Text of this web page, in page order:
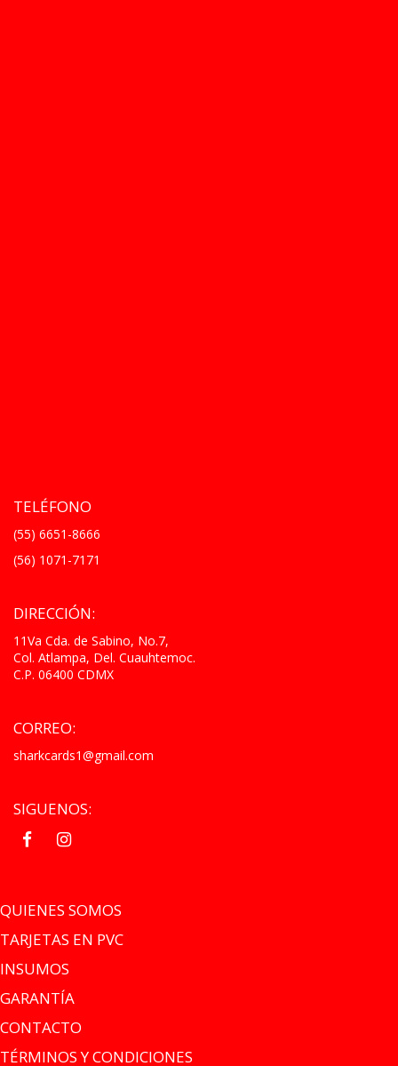
TELÉFONO
(55) 6651-8666
(56) 1071-7171
DIRECCIÓN:
11Va Cda. de Sabino, No.7,
Col. Atlampa, Del. Cuauhtemoc.
C.P. 06400 CDMX
CORREO:
sharkcards1@gmail.com
SIGUENOS:
QUIENES SOMOS
TARJETAS EN PVC
INSUMOS
GARANTÍA
CONTACTO
TÉRMINOS Y CONDICIONES